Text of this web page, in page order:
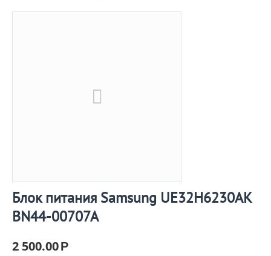
Блок питания Samsung UE32H6230AK
BN44-00707A
2 500.00Р